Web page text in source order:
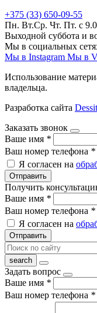
+375 (33) 650-09-55
Пн. Вт.Ср. Чт. Пт. с
Выходной суббота и
Мы в социальных
Мы в Instagram Мы в
Использование
владельца.
Разработка сайта
Заказать звонок
Ваше имя *
Ваш номер телефона *
Я согласен на
Отправить
Получить
Ваше имя *
Ваш номер телефона *
Я согласен на
Отправить
Задать вопрос
Ваше имя *
Ваш номер телефона *